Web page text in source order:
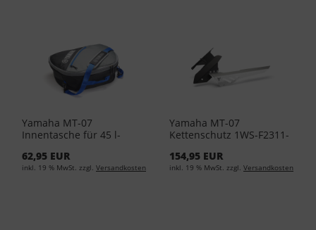
Yamaha MT-07
Innentasche für 45 l-
00
62,95 EUR
inkl. 19 % MwSt. zzgl. Versandkosten
Yamaha MT-07
Kettenschutz 1WS-F2311-
154,95 EUR
inkl. 19 % MwSt. zzgl. Versandkosten